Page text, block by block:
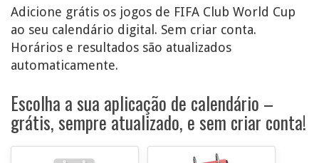
Adicione grátis os jogos de FIFA Club World Cup
ao seu calendário digital. Sem criar conta.
Horários e resultados são atualizados
automaticamente.
Escolha a sua aplicação de calendário –
grátis, sempre atualizado, e sem criar conta!